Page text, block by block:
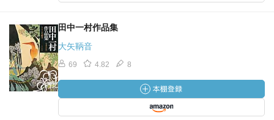
田中一村作品集
大矢鞆音
69 4.82 8